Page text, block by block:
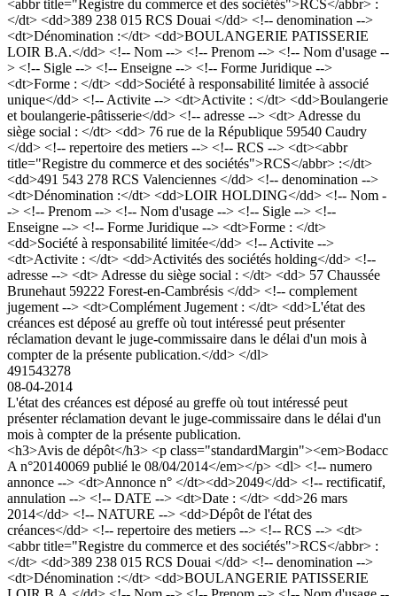
<abbr title="Registre du commerce et des sociétés">RCS</abbr> :
</dt> <dd>389 238 015 RCS Douai </dd> <!-- denomination -->
<dt>Dénomination :</dt> <dd>BOULANGERIE PATISSERIE
LOIR B.A.</dd> <!-- Nom --> <!-- Prenom --> <!-- Nom d'usage --
> <!-- Sigle --> <!-- Enseigne --> <!-- Forme Juridique -->
<dt>Forme : </dt> <dd>Société à responsabilité limitée à associé
unique</dd> <!-- Activite --> <dt>Activite : </dt> <dd>Boulangerie
et boulangerie-pâtisserie</dd> <!-- adresse --> <dt> Adresse du
siège social : </dt> <dd> 76 rue de la République 59540 Caudry
</dd> <!-- repertoire des metiers --> <!-- RCS --> <dt><abbr
title="Registre du commerce et des sociétés">RCS</abbr> :</dt>
<dd>491 543 278 RCS Valenciennes </dd> <!-- denomination -->
<dt>Dénomination :</dt> <dd>LOIR HOLDING</dd> <!-- Nom -
-> <!-- Prenom --> <!-- Nom d'usage --> <!-- Sigle --> <!--
Enseigne --> <!-- Forme Juridique --> <dt>Forme : </dt>
<dd>Société à responsabilité limitée</dd> <!-- Activite -->
<dt>Activite : </dt> <dd>Activités des sociétés holding</dd> <!--
adresse --> <dt> Adresse du siège social : </dt> <dd> 57 Chaussée
Brunehaut 59222 Forest-en-Cambrésis </dd> <!-- complement
jugement --> <dt>Complément Jugement : </dt> <dd>L'état des
créances est déposé au greffe où tout intéressé peut présenter
réclamation devant le juge-commissaire dans le délai d'un mois à
compter de la présente publication.</dd> </dl>
491543278
08-04-2014
L'état des créances est déposé au greffe où tout intéressé peut
présenter réclamation devant le juge-commissaire dans le délai d'un
mois à compter de la présente publication.
<h3>Avis de dépôt</h3> <p class="standardMargin"><em>Bodacc
A n°20140069 publié le 08/04/2014</em></p> <dl> <!-- numero
annonce --> <dt>Annonce n° </dt><dd>2049</dd> <!-- rectificatif,
annulation --> <!-- DATE --> <dt>Date : </dt> <dd>26 mars
2014</dd> <!-- NATURE --> <dd>Dépôt de l'état des
créances</dd> <!-- repertoire des metiers --> <!-- RCS --> <dt>
<abbr title="Registre du commerce et des sociétés">RCS</abbr> :
</dt> <dd>389 238 015 RCS Douai </dd> <!-- denomination -->
<dt>Dénomination :</dt> <dd>BOULANGERIE PATISSERIE